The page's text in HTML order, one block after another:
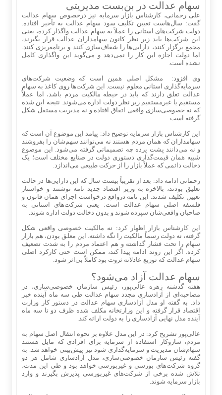
سهام عدالت در بن‌بست مدیریتی
علی رحمانی، کارشناس بازار سرمایه نیز درخصوص سهام عدالت
گفت: سال‌هاست تعیین تکلیف سود سهام عدالت به تأخیر افتاده.
دولت شرکت‌های استانی را عملاً به سهام عدالت واگذار کرده، یعنی
این شرکت‌ها باید زیر نظر کانون سهامداران عدالت قرار بگیرند،
مجمع برگزار کنند، دارایی‌ها را شفاف‌سازی کنند و برنامه‌ریزی کنند.
اما دولت اجازه این کار را نمی‌دهد و می‌گوید این واگذاری کامل
نشده است.
وی افزود: مشکل اصلی همین است که وضعیت شرکت‌های
سرمایه‌گذاری استانی معلوم نیست. این شرکت‌ها روی کاغذ به سهام
عدالت تعلق دارند که باید در حیطه مالکیت مردم باشد، اما عملاً
مستقیم یا غیرمستقیم زیر نظر دولت اداره می‌شوند. نتیجه این شده
که نه خصوصی‌سازی واقعی اتفاق افتاده و نه مدیریت مستقل شکل
گرفته است.
این کارشناس بازار سرمایه توضیح داد: پیامد این موضوع آن است که
سهامداران که همان مردم هستند نه می‌توانند سهم‌شان را بفروشند
و نه می‌دانند پشت پرده چه تصمیماتی گرفته می‌شود. این موضوع
شبیه همان قیمت‌گذاری دستوری دولت در صنایع مختلف است؛ یک
دخالت دائمی که عملاً بازار را از حرکت طبیعی می‌اندازد.
رحمانی ادامه داد: بعد از تقریباً بیست سال که این دارایی‌ها در حالت
تعلیق بودند، بالاخره به وزیر اقتصاد جدید نامه نوشتند و خواستار
تعیین تکلیف شدند. این نامه درواقع درخواست اجرای همان قانون و
فلسفه اصلی سهام عدالت است: یعنی شرکت‌های استانی به
صاحبان واقعی‌شان سپرده شوند و بدون دخالت دولت اداره شوند.
این کارشناس بازار اظهار کرد: نه مالکیت خصوصی واقعی شکل
گرفته، نه دولت رسماً مالکیت را نگه داشته. این معلق بودن، هم بازار
سهام را تحت فشار گذاشته و هم اعتماد مردم را به شدت تضعیف
کرده. اگر این روند ادامه پیدا کند، ممکن است حتی کارکرد اصلی
سهام عدالت که توزیع عادلانه ثروت بود کاملاً بی‌اثر شود.
سهام عدالت آزاد می‌شود؟
هفته گذشته زهره عالی‌پور، رئیس سازمان خصوصی‌سازی، در
مصاحبه‌ای از آزادسازی مجدد سهام عدالت طی سه ماه آینده خبر
داد. به گفته او مدل آزادسازی سهام عدالت در دستور کار وزارت
اقتصاد قرار گرفته و این وزارتخانه مکلف شده ظرف دو تا سه ماه
آینده مدل نهایی آزادسازی را به دولت ارائه کند.
عالی‌پور تشریح کرد: در این مدل علاوه بر نحوه انتقال اصل سهام به
مردم، سازوکار استفاده از سرمایه برای افرادی که مایل هستند
سهام‌شان مدیریت و سرمایه‌گذاری شود نیز پیش‌بینی خواهد شد. به
گفته رئیس سازمان خصوصی‌سازی، مدل آزادسازی شامل هر دو
گروه شرکت‌های بورسی و غیربورسی خواهد بود و طی این مدت،
تلاش شده برخی از شرکت‌های غیربورسی پذیرش بگیرند و وارد
بازار سرمایه شوند.